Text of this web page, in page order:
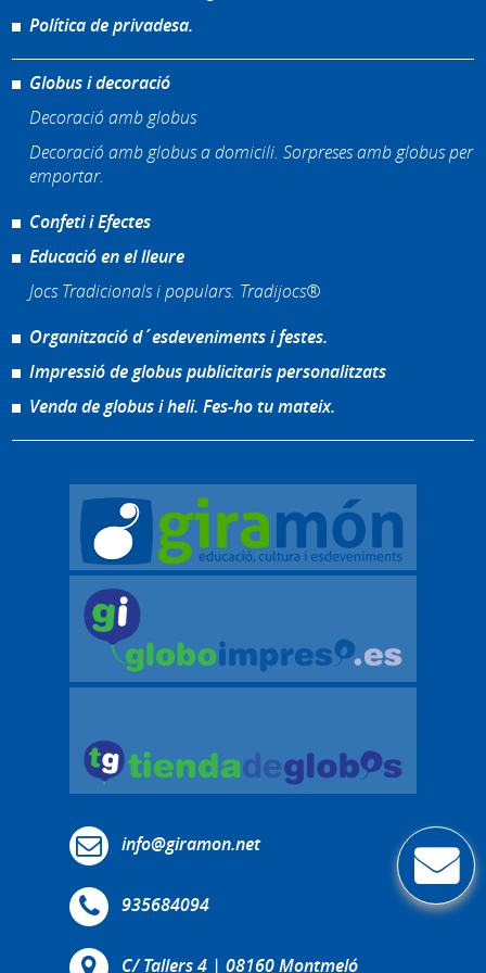
Política de privadesa.
Globus i decoració
Decoració amb globus
Decoració amb globus a domicili. Sorpreses amb globus per
emportar.
Confeti i Efectes
Educació en el lleure
Jocs Tradicionals i populars. Tradijocs®
Organització d´esdeveniments i festes.
Impressió de globus publicitaris personalitzats
Venda de globus i heli. Fes-ho tu mateix.
info@giramon.net
935684094
C/ Tallers 4 | 08160 Montmeló